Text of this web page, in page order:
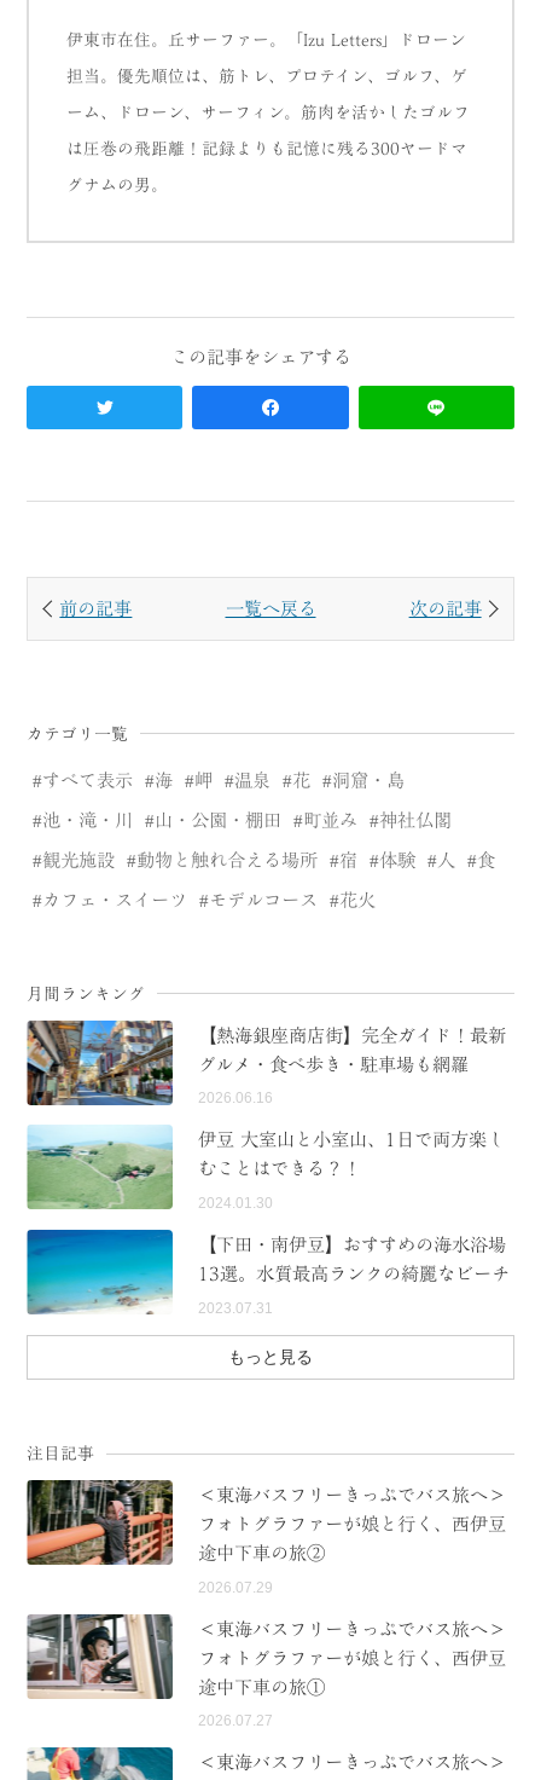
伊東市在住。丘サーファー。「Izu Letters」ドローン
担当。優先順位は、筋トレ、プロテイン、ゴルフ、ゲ
ーム、ドローン、サーフィン。筋肉を活かしたゴルフ
は圧巻の飛距離！記録よりも記憶に残る300ヤードマ
グナムの男。
前の記事 一覧へ戻る 次の記事
カテゴリ一覧
すべて表示 海 岬 温泉 花 洞窟・島
池・滝・川 山・公園・棚田 町並み 神社仏閣
観光施設 動物と触れ合える場所 宿 体験 人 食
カフェ・スイーツ モデルコース 花火
月間ランキング
【熱海銀座商店街】完全ガイド！最新
グルメ・食べ歩き・駐車場も網羅
2026.06.16
伊豆 大室山と小室山、1日で両方楽し
むことはできる？！
2024.01.30
【下田・南伊豆】おすすめの海水浴場
13選。水質最高ランクの綺麗なビーチ
2023.07.31
もっと見る
注目記事
＜東海バスフリーきっぷでバス旅へ＞
フォトグラファーが娘と行く、西伊豆
途中下車の旅②
2026.07.29
＜東海バスフリーきっぷでバス旅へ＞
フォトグラファーが娘と行く、西伊豆
途中下車の旅①
2026.07.27
＜東海バスフリーきっぷでバス旅へ＞